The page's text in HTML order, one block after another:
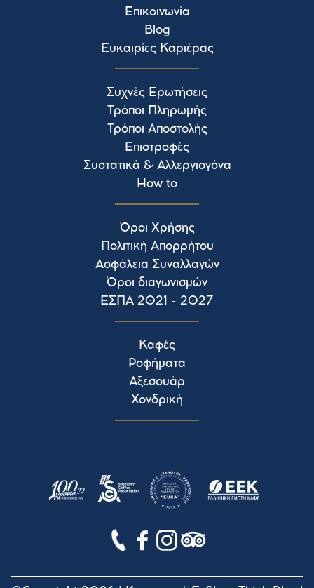
Επικοινωνία
Blog
Ευκαιρίες Καριέρας
Συχνές Ερωτήσεις
Τρόποι Πληρωμής
Τρόποι Αποστολής
Επιστροφές
Συστατικά & Αλλεργιογόνα
How to
Όροι Χρήσης
Πολιτική Απορρήτου
Ασφάλεια Συναλλαγών
Όροι διαγωνισμών
ΕΣΠΑ 2021 - 2027
Καφές
Ροφήματα
Αξεσουάρ
Χονδρική